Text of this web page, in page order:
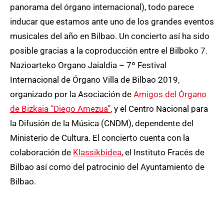
panorama del órgano internacional), todo parece
inducar que estamos ante uno de los grandes eventos
musicales del año en Bilbao. Un concierto así ha sido
posible gracias a la coproducción entre el Bilboko 7.
Nazioarteko Organo Jaialdia – 7º Festival
Internacional de Órgano Villa de Bilbao 2019,
organizado por la Asociación de Amigos del Órgano
de Bizkaia “Diego Amezua”, y el Centro Nacional para
la Difusión de la Música (CNDM), dependente del
Ministerio de Cultura. El concierto cuenta con la
colaboración de Klassikbidea, el Instituto Fracés de
Bilbao así como del patrocinio del Ayuntamiento de
Bilbao.